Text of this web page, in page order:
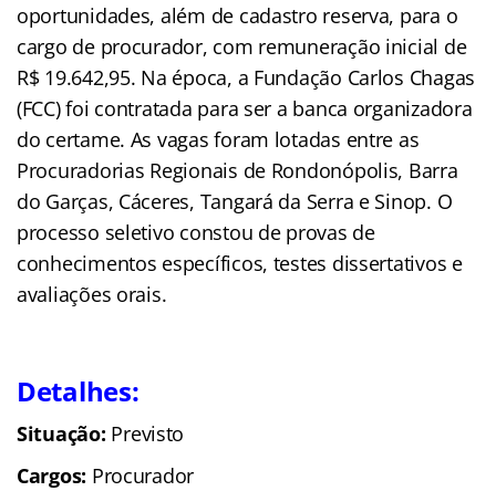
oportunidades, além de cadastro reserva, para o
cargo de procurador, com remuneração inicial de
R$ 19.642,95. Na época, a Fundação Carlos Chagas
(FCC) foi contratada para ser a banca organizadora
do certame. As vagas foram lotadas entre as
Procuradorias Regionais de Rondonópolis, Barra
do Garças, Cáceres, Tangará da Serra e Sinop. O
processo seletivo constou de provas de
conhecimentos específicos, testes dissertativos e
avaliações orais.
Detalhes:
Situação: Previsto
Cargos: Procurador